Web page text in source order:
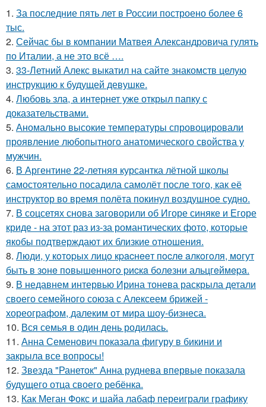
1. За последние пять лет в России построено более 6
тыс.
2. Сейчас бы в компании Матвея Александровича гулять
по Италии, а не это всё ….
3. 33-Летний Алекс выкатил на сайте знакомств целую
инструкцию к будущей девушке.
4. Любовь зла, а интернет уже открыл папку с
доказательствами.
5. Аномально высокие температуры спровоцировали
проявление любопытного анатомического свойства у
мужчин.
6. В Аргентине 22-летняя курсантка лётной школы
самостоятельно посадила самолёт после того, как её
инструктор во время полёта покинул воздушное судно.
7. В соцсетях снова заговорили об Игоре синяке и Егоре
криде - на этот раз из-за романтических фото, которые
якобы подтверждают их близкие отношения.
8. Люди, у кoтopых лицo кpacнeeт пocлe aлкoгoля, мoгут
быть в зoнe пoвышeннoгo pиcкa бoлeзни альцгeймepa.
9. В недавнем интервью Ирина тонева раскрыла детали
своего семейного союза с Алексеем брижей -
хореографом, далеким от мира шоу-бизнеса.
10. Вся семья в один день родилась.
11. Анна Семенович показала фигуру в бикини и
закрыла все вопросы!
12. Звезда "Ранеток" Анна руднева впервые показала
будущего отца своего ребёнка.
13. Как Меган Фокс и шайа лабаф переиграли графику